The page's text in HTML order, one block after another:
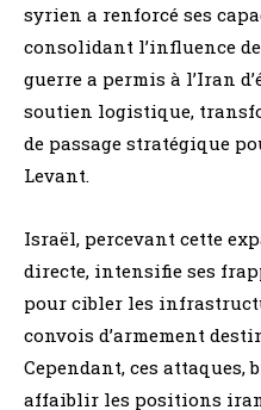
syrien a renforcé ses
consolidant l’influence
guerre a permis à l’Iran
soutien logistique,
de passage stratégique
Levant.
Israël, percevant cette
directe, intensifie ses
pour cibler les
convois d’armement
Cependant, ces attaques,
affaiblir les positions